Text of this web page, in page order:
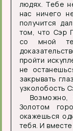
людях. Тебе
нас ничего
получится
том, что Сэр
со мной
пройти
не
закрывать
узколобость
Возможно,
Золотом
окажешься
тебя. И